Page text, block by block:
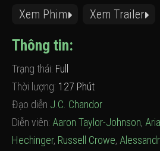
Xem Phim Xem Trailer
Thông tin:
Trạng thái: Full
Thời lượng: 127 Phút
Đạo diễn J.C. Chandor
Diễn viên: Aaron Taylor-Johnson,
Hechinger, Russell Crowe,